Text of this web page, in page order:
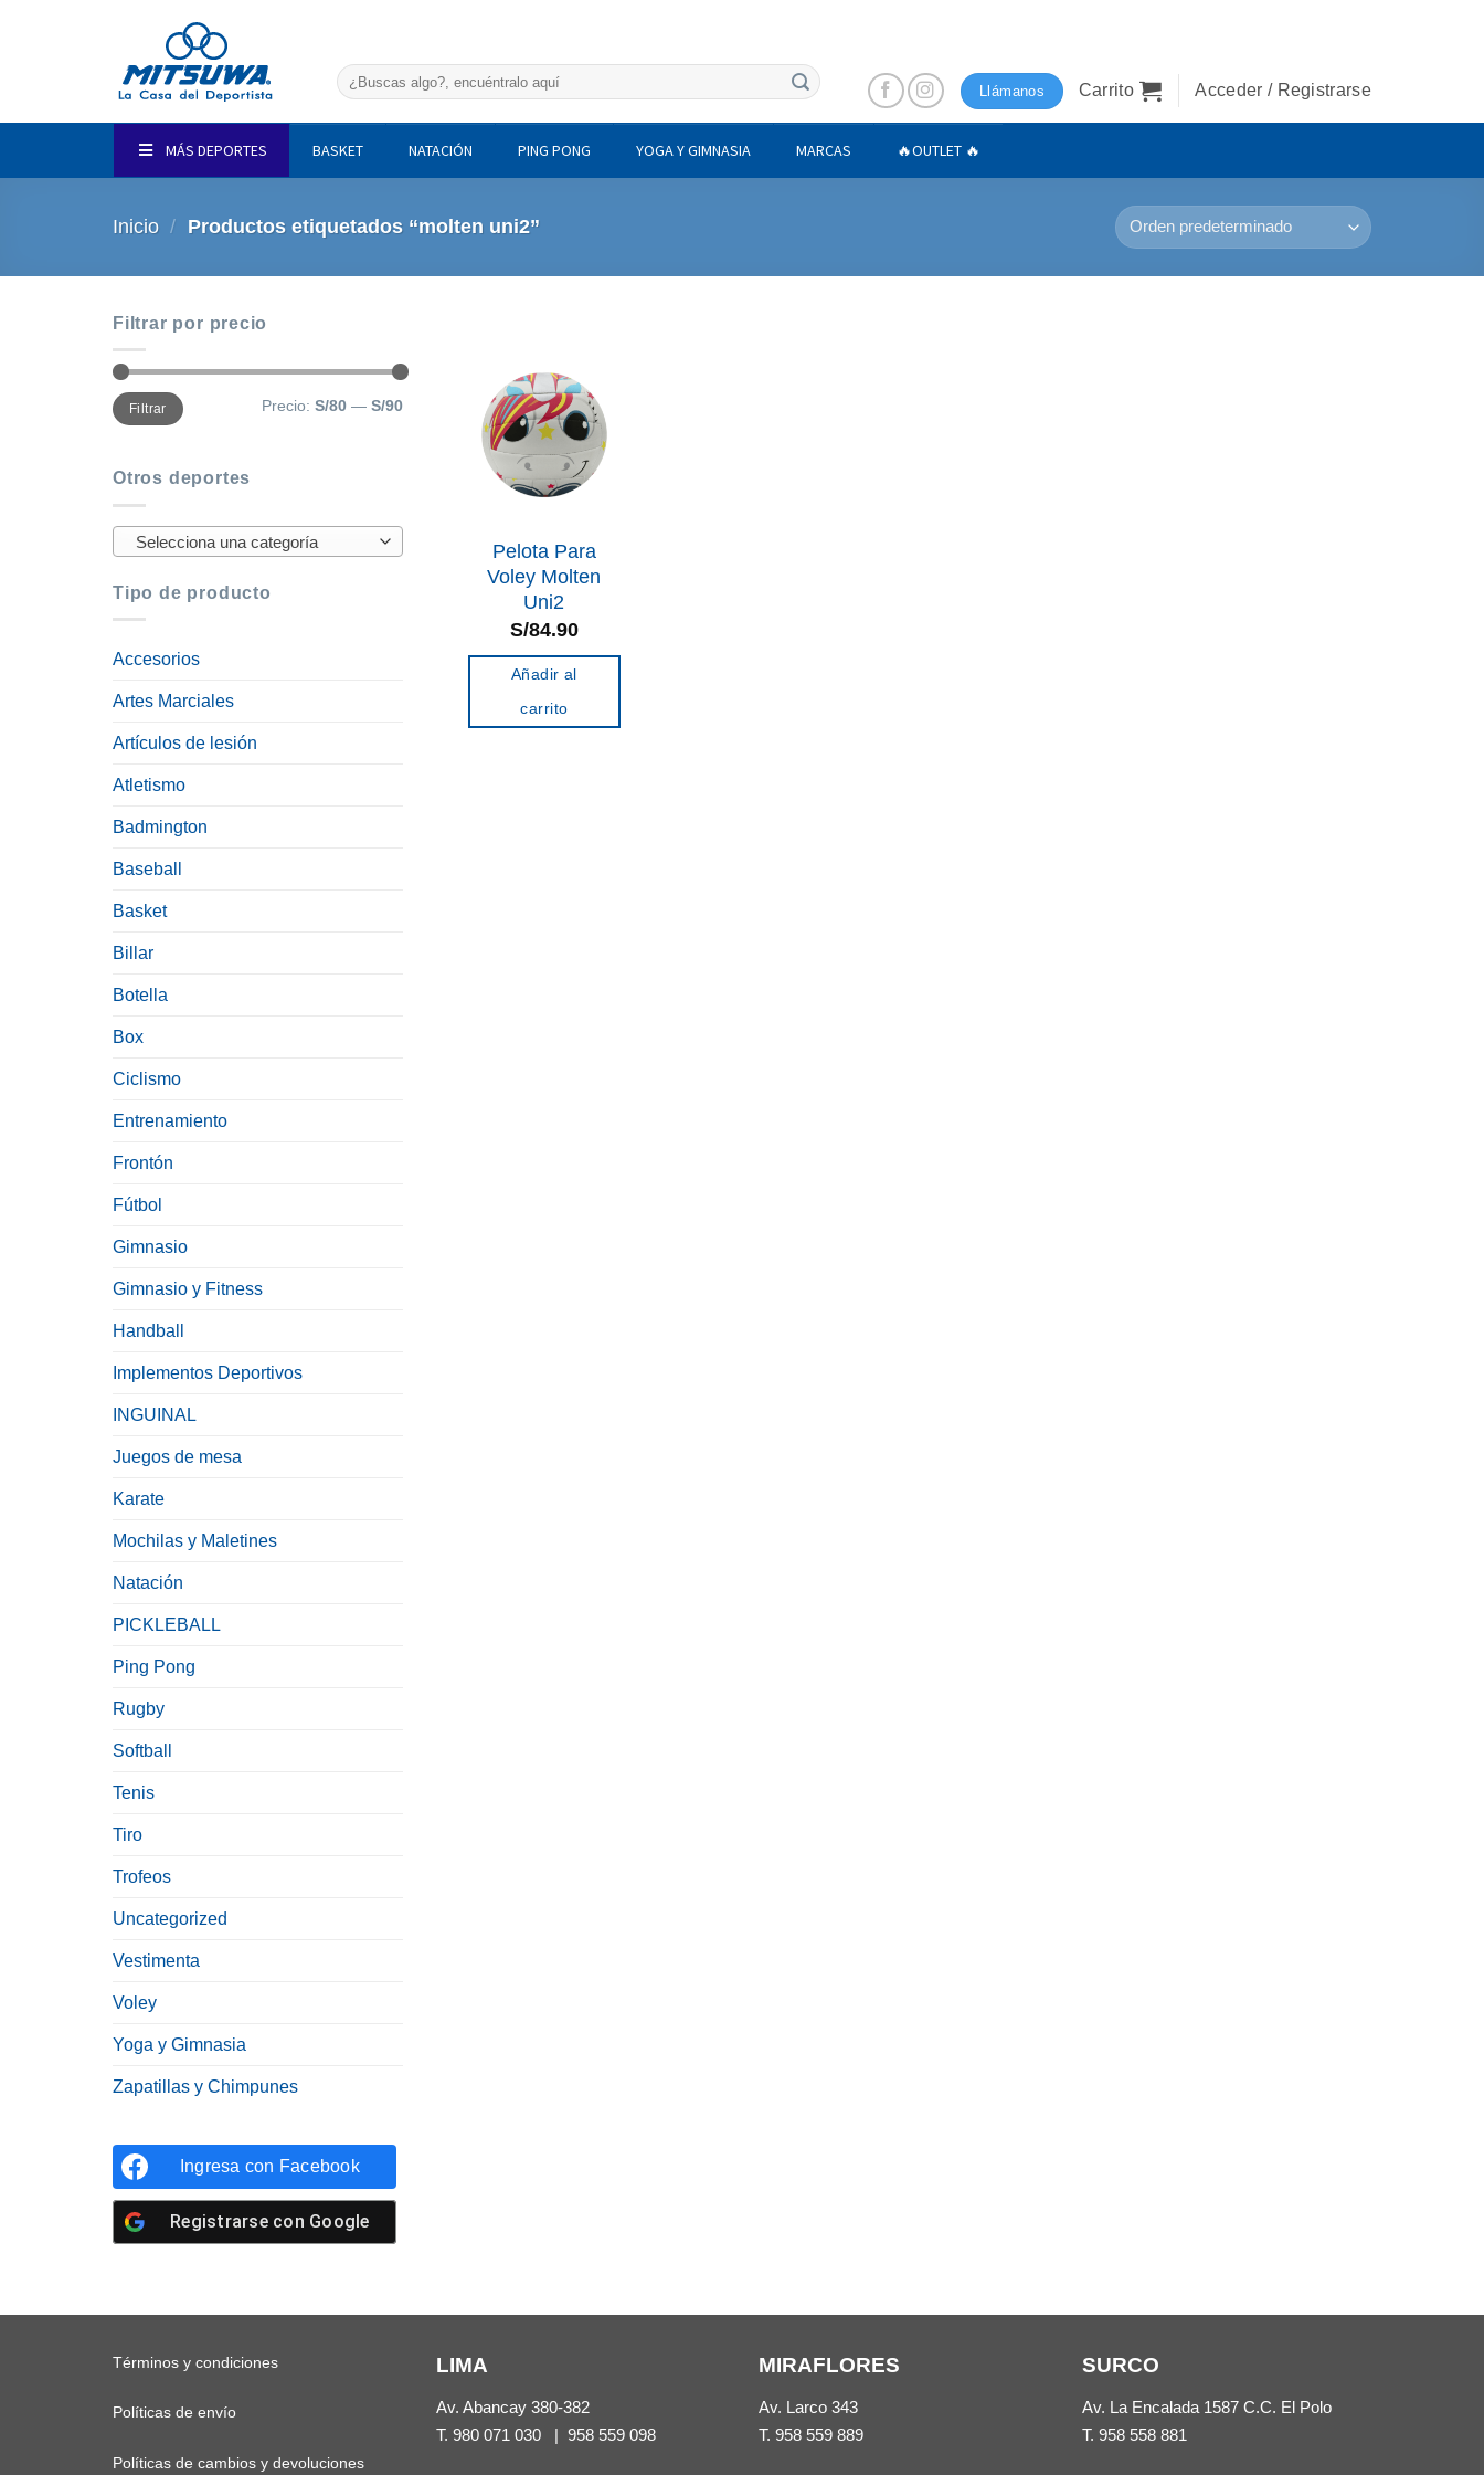
Buscar
por:
Llámanos Carrito Acceder / Registrarse
MÁS DEPORTES BASKET NATACIÓN PING PONG YOGA Y GIMNASIA MARCAS 🔥OUTLET 🔥
Inicio / Productos etiquetados “molten uni2”
Filtrar por precio
Precio
mínimo
Precio
máximo
Filtrar Precio: S/80— S/90
Otros deportes
Selecciona una categoría
Tipo de producto
Accesorios
Artes Marciales
Artículos de lesión
Atletismo
Badmington
Baseball
Basket
Billar
Botella
Box
Ciclismo
Entrenamiento
Frontón
Fútbol
Gimnasio
Gimnasio y Fitness
Handball
Implementos Deportivos
INGUINAL
Juegos de mesa
Karate
Mochilas y Maletines
Natación
PICKLEBALL
Ping Pong
Rugby
Softball
Tenis
Tiro
Trofeos
Uncategorized
Vestimenta
Voley
Yoga y Gimnasia
Zapatillas y Chimpunes
Ingresa con Facebook
Registrarse con Google
Pelota Para
Voley Molten
Uni2
S/84.90
Añadir al
carrito
Términos y condiciones
Políticas de envío
Políticas de cambios y devoluciones
LIMA
Av. Abancay 380-382
T. 980 071 030| 958 559 098
MIRAFLORES
Av. Larco 343
T. 958 559 889
SURCO
Av. La Encalada 1587 C.C. El Polo
T. 958 558 881